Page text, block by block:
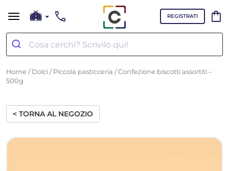
call REGISTRATI shopping_bag
Home / Dolci / Piccola pasticceria / Confezione biscotti assortiti –
500g
< TORNA AL NEGOZIO